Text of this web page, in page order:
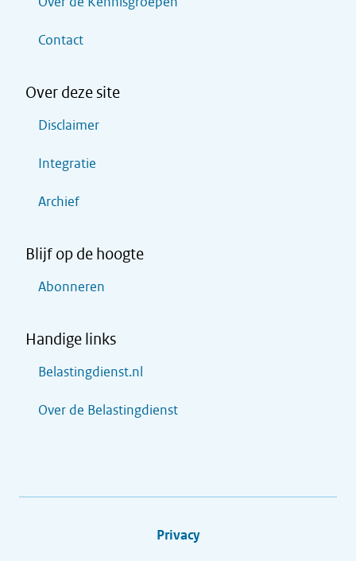
Contact
Over deze site
Disclaimer
Integratie
Archief
Blijf op de hoogte
Abonneren
Handige links
Belastingdienst.nl
Over de Belastingdienst
Privacy